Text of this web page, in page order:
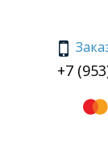
+7